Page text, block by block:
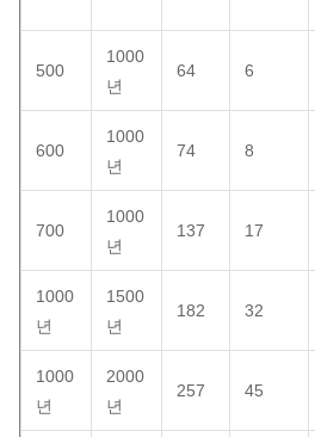
500
1000
년
64 6
600
1000
년
74 8
700
1000
년
137 17
1000
년
1500
년
182 32
1000
년
2000
년
257 45